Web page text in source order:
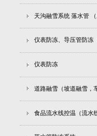
天沟融雪系统 落水管 （
仪表防冻、导压管防冻
仪表防冻
道路融雪（坡道融雪，
食品流水线控温（流水